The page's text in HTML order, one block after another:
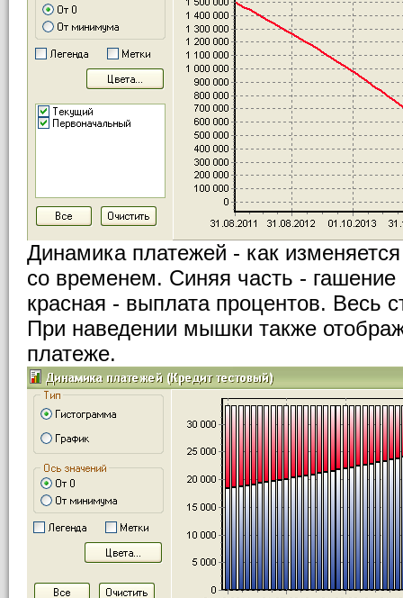
Динамика платежей - как
со временем. Синяя часть - гашение
красная - выплата процентов. Весь
При наведении мышки также
платеже.